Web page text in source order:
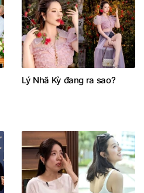
Lý Nhã Kỳ đang ra sao?